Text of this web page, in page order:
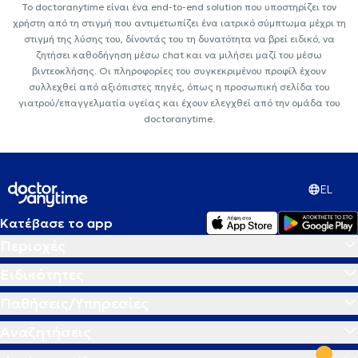
Το doctoranytime είναι ένα end-to-end solution που υποστηρίζει τον
χρήστη από τη στιγμή που αντιμετωπίζει ένα ιατρικό σύμπτωμα μέχρι τη
στιγμή της λύσης του, δίνοντάς του τη δυνατότητα να βρεί ειδικό, να
ζητήσει καθοδήγηση μέσω chat και να μιλήσει μαζί του μέσω
βιντεοκλήσης. Οι πληροφορίες του συγκεκριμένου προφίλ έχουν
συλλεχθεί από αξιόπιστες πηγές, όπως η προσωπική σελίδα του
γιατρού/επαγγελματία υγείας και έχουν ελεγχθεί από την ομάδα του
doctoranytime.
EL
Κατέβασε το app